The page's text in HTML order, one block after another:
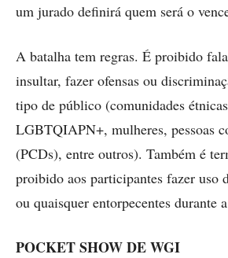
um jurado definirá quem será o
A batalha tem regras. É proibido
insultar, fazer ofensas ou
tipo de público (comunidades
LGBTQIAPN+, mulheres, pessoas
(PCDs), entre outros). Também é
proibido aos participantes fazer uso
ou quaisquer entorpecentes durante
POCKET SHOW DE WGI